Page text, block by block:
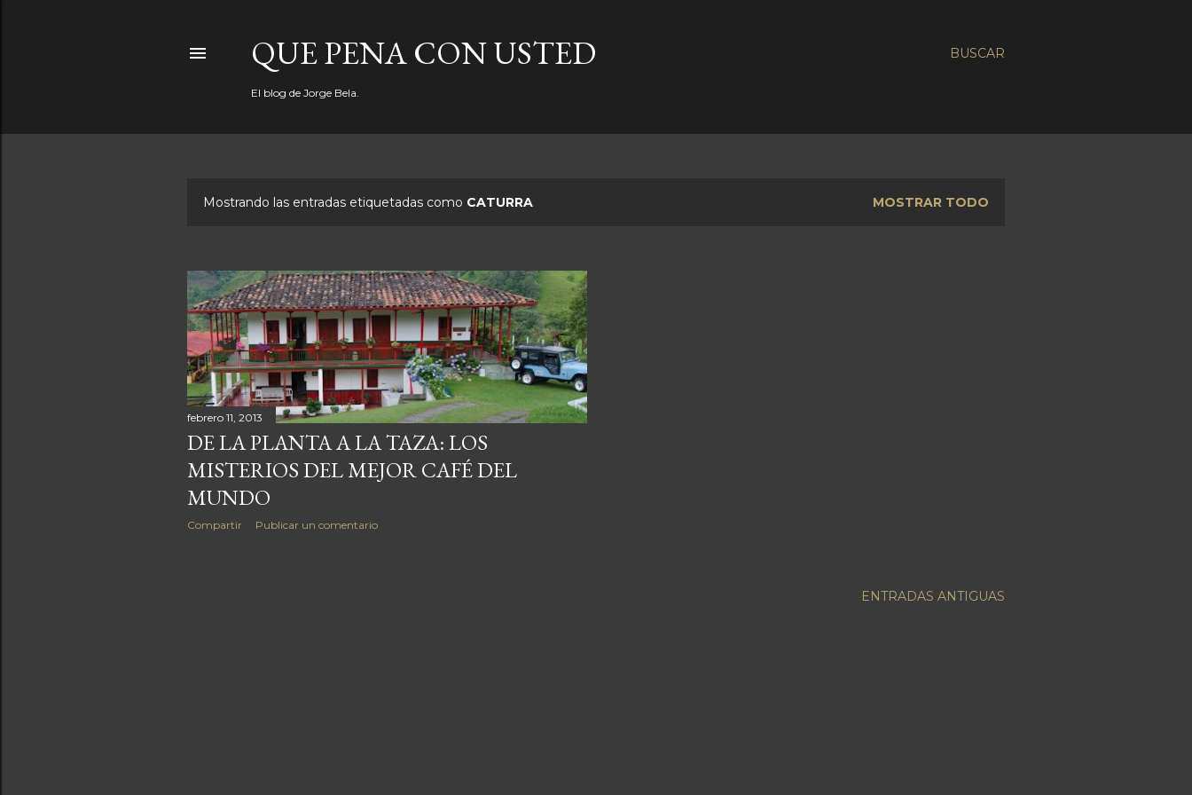
BUSCAR
QUE PENA CON USTED
El blog de Jorge Bela.
t
r
a
d
a
s
Mostrando las entradas etiquetadas como CATURRA MOSTRAR TODO
febrero 11, 2013
DE LA PLANTA A LA TAZA: LOS
MISTERIOS DEL MEJOR CAFÉ DEL
MUNDO
Compartir Publicar un comentario
ENTRADAS ANTIGUAS